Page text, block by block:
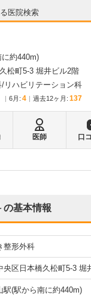
医院検索
に約440m)
松町5-3 堀井ビル2階
リハビリテーション科
6月 : 4 過去12ヶ月: 137
医師 口
の基本情報
整形外科
央区日本橋久松町5-3 堀
駅(駅から南に約440m)